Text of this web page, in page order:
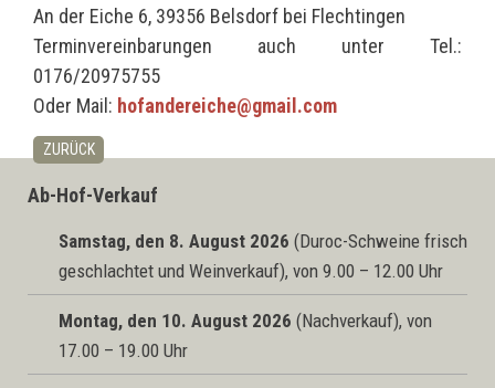
An der Eiche 6, 39356 Belsdorf bei Flechtingen
Terminvereinbarungen auch unter Tel.:
0176/20975755
Oder Mail: hofandereiche@gmail.com
ZURÜCK
Ab-Hof-Verkauf
Samstag, den 8. August 2026 (Duroc-Schweine frisch
geschlachtet und Weinverkauf), von 9.00 – 12.00 Uhr
Montag, den 10. August 2026 (Nachverkauf), von
17.00 – 19.00 Uhr